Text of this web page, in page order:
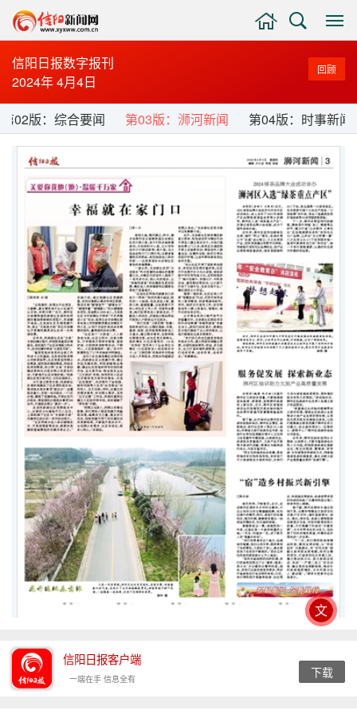
显
示
与
隐
侧
边
栏
搜
索
主
页
信阳日报数字报刊
2024年 4月4日
回顾
第02版：综合要闻 第03版：浉河新闻 第04版：时事新闻
信阳日报客户端
一端在手 信息全有 下载
文